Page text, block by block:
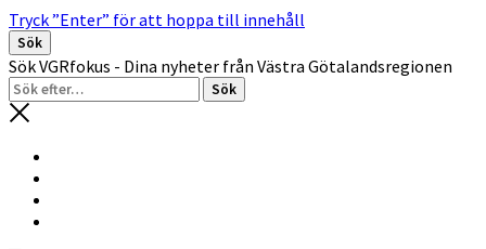
Tryck ”Enter” för att hoppa till innehåll
Sök
Sök VGRfokus - Dina nyheter från Västra Götalandsregionen